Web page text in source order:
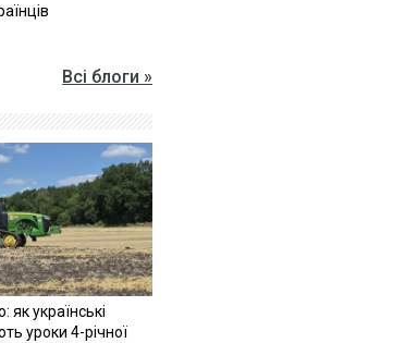
Всі блоги »
як українські
уроки 4-річної